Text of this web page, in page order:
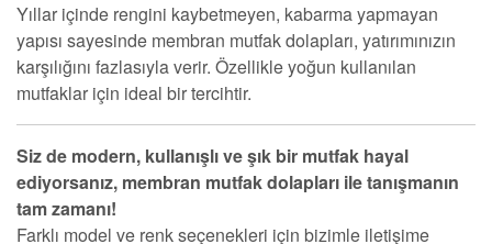
Yıllar içinde rengini kaybetmeyen, kabarma yapmayan
yapısı sayesinde membran mutfak dolapları, yatırımınızın
karşılığını fazlasıyla verir. Özellikle yoğun kullanılan
mutfaklar için ideal bir tercihtir.
Siz de modern, kullanışlı ve şık bir mutfak hayal
ediyorsanız, membran mutfak dolapları ile tanışmanın
tam zamanı!
Farklı model ve renk seçenekleri için bizimle iletişime